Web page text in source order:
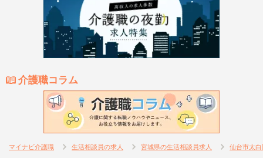
介護職コラム
マイナビ介護職 生活相談員の求人 宮城県の生活相談員求人 仙台市太